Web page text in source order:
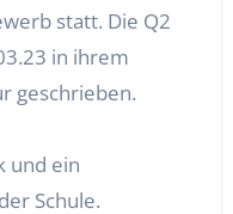
statt. Die Q2
in ihrem
geschrieben.
und ein
Schule.